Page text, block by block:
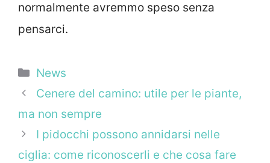
normalmente avremmo speso senza
pensarci.
Categorie
News
Cenere del camino: utile per le piante,
ma non sempre
I pidocchi possono annidarsi nelle
ciglia: come riconoscerli e che cosa fare